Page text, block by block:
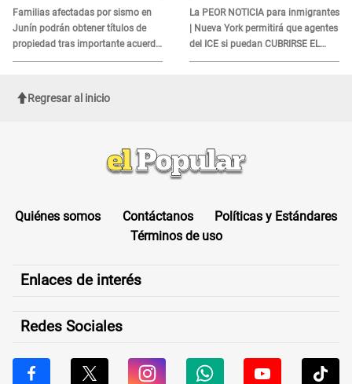
Familias afectadas por sismo en
Junín podrán obtener títulos de
propiedad tras importante acuerdo
de Cofopri
DOCUMENTO
La PEOR NOTICIA para inmigrantes
| Nueva York permitirá que agentes
del ICE si puedan CUBRIRSE EL
ROSTRO
Regresar al inicio
Quiénes somos Contáctanos
Políticas y Estándares
Términos de uso
Enlaces de interés
Redes Sociales